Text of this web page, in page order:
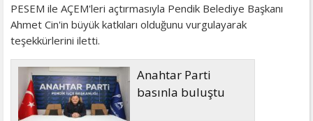
PESEM ile AÇEM'leri açtırmasıyla Pendik Belediye Başkanı
Ahmet Cin'in büyük katkıları olduğunu vurgulayarak
teşekkürlerini iletti.
Anahtar Parti
basınla buluştu